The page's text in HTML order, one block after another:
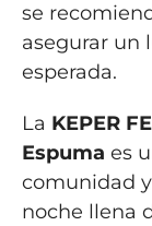
se
asegurar un
esperada.
La KEPER
Espuma es
comunidad
noche llena